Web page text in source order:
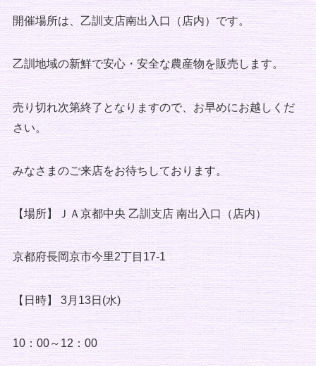
開催場所は、乙訓支店南出入口（店内）です。
乙訓地域の新鮮で安心・安全な農産物を販売します。
売り切れ次第終了となりますので、お早めにお越しくだ
さい。
みなさまのご来店をお待ちしております。
【場所】ＪＡ京都中央 乙訓支店 南出入口（店内）
京都府長岡京市今里2丁目17-1
【日時】 3月13日(水)
10：00～12：00